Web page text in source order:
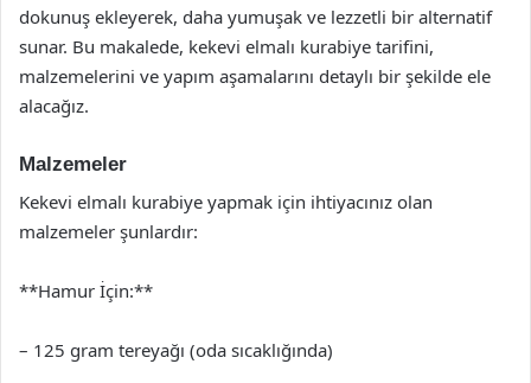
dokunuş ekleyerek, daha yumuşak ve lezzetli bir alternatif
sunar. Bu makalede, kekevi elmalı kurabiye tarifini,
malzemelerini ve yapım aşamalarını detaylı bir şekilde ele
alacağız.
Malzemeler
Kekevi elmalı kurabiye yapmak için ihtiyacınız olan
malzemeler şunlardır:
**Hamur İçin:**
– 125 gram tereyağı (oda sıcaklığında)